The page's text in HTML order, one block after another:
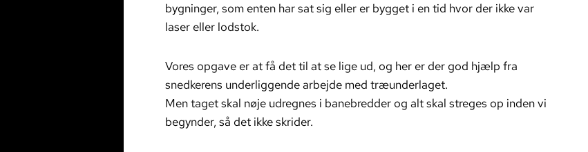
bygninger, som enten har sat sig eller er bygget i en tid hvor der ikke var
laser eller lodstok.
Vores opgave er at få det til at se lige ud, og her er der god hjælp fra
snedkerens underliggende arbejde med træunderlaget.
Men taget skal nøje udregnes i banebredder og alt skal streges op inden vi
begynder, så det ikke skrider.